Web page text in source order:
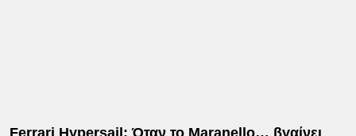
Ferrari Hypersail: Όταν το Maranello… βγαίνει